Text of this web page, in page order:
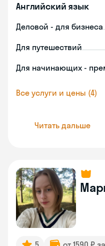
Английский язык
Деловой - для бизнеса
Для путешествий
Для начинающих -
Все услуги и цены (4)
Читать дальше